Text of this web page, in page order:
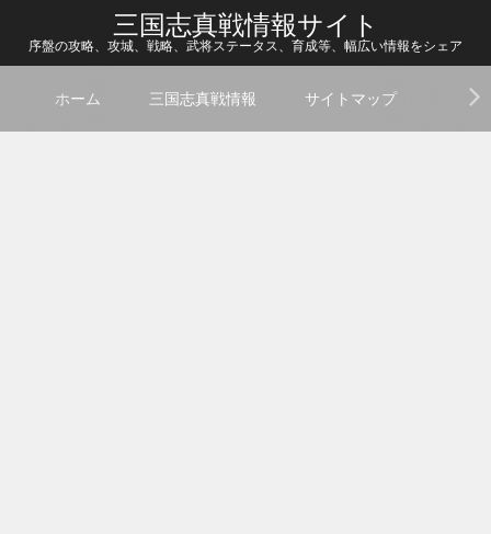
三国志真戦情報サイト
序盤の攻略、攻城、戦略、武将ステータス、育成等、幅広い情報をシェア
ホーム 三国志真戦情報 サイトマップ